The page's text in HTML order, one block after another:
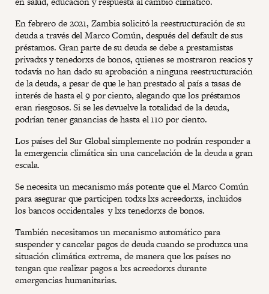
En febrero de 2021, Zambia solicitó la reestructuración de su
deuda a través del Marco Común, después del default de sus
préstamos. Gran parte de su deuda se debe a prestamistas
privadxs y tenedorxs de bonos, quienes se mostraron reacios y
todavía no han dado su aprobación a ninguna reestructuración
de la deuda, a pesar de que le han prestado al país a tasas de
interés de hasta el 9 por ciento, alegando que los préstamos
eran riesgosos. Si se les devuelve la totalidad de la deuda,
podrían tener ganancias de hasta el 110 por ciento.
Los países del Sur Global simplemente no podrán responder a
la emergencia climática sin una cancelación de la deuda a gran
escala.
Se necesita un mecanismo más potente que el Marco Común
para asegurar que participen todxs lxs acreedorxs, incluidos
los bancos occidentales y lxs tenedorxs de bonos.
También necesitamos un mecanismo automático para
suspender y cancelar pagos de deuda cuando se produzca una
situación climática extrema, de manera que los países no
tengan que realizar pagos a lxs acreedorxs durante
emergencias humanitarias.